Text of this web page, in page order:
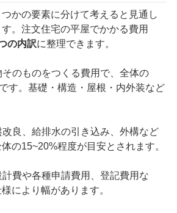
かの要素に分けて考えると見通し
。注文住宅の平屋でかかる費用
の内訳に整理できます。
そのものをつくる費用で、全体の
す。基礎・構造・屋根・内外装など
改良、給排水の引き込み、外構など
の15~20%程度が目安とされます。
計費や各種申請費用、登記費用な
により幅があります。